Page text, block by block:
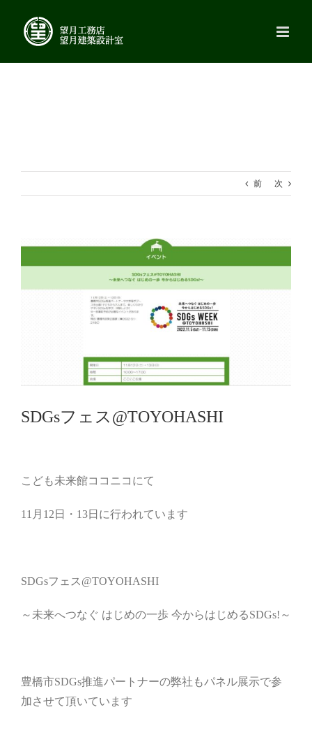
content
前 次
View
Larger
SDGsフェス@TOYOHASHI
こども未来館ココニコにて
11 月 12 日・ 13日に行われています
SDGsフェス @TOYOHASHI
～未来へつなぐ はじめの一歩 今からはじめるSDGs! ～
豊橋市SDGs推進パートナーの弊社もパネル展示で参
加させて頂いています